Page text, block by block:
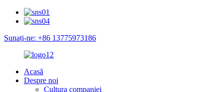
Sunați-ne: +86 13775973186
Acasă
Despre noi
Cultura companiei